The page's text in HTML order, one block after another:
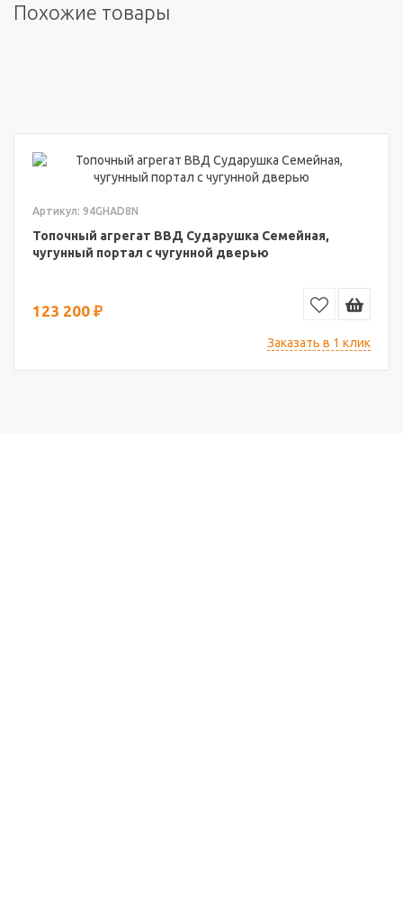
Похожие товары
Артикул: 94GHAD8N
Топочный агрегат ВВД Сударушка Семейная,
чугунный портал с чугунной дверью
123 200 ₽
Заказать в 1 клик